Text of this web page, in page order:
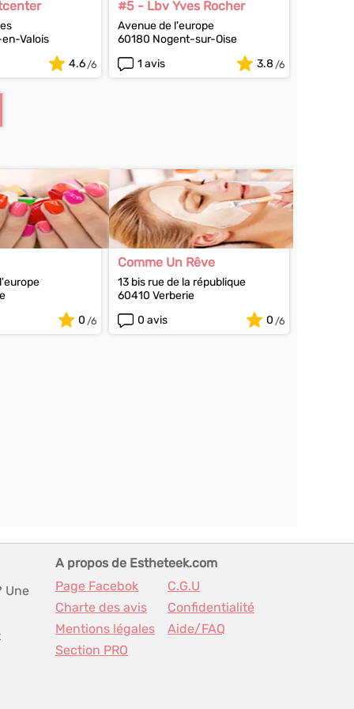
Valois
4.6
#5 - Lbv Yves Rocher
Avenue de l'europe
60180 Nogent-sur-Oise
1 avis
3.8
0
Comme Un Rêve
13 bis rue de la république
60410 Verberie
0 avis
0
Une
A propos de Estheteek.com
Page Facebok
C.G.U
Charte des avis
Confidentialité
Mentions légales
Aide/FAQ
Section PRO